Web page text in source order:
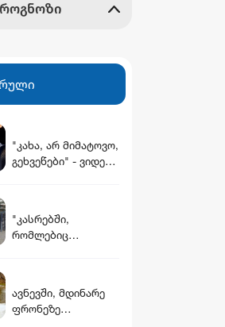
"კახა, არ მიმატოვო,
გეხვეწები" - ვიდეო,
დაკარგული ბიჭის
ხმა ისმის
"კასრებში,
რომლებიც
მუხროვანის ბაზაზე
მომხდარი
ავნევში, მდინარე
ფრონეზე